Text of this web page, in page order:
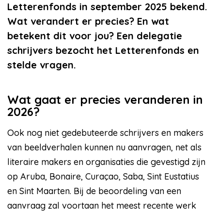
Letterenfonds in september 2025 bekend.
Wat verandert er precies? En wat
betekent dit voor jou? Een delegatie
schrijvers bezocht het Letterenfonds en
stelde vragen.
Wat gaat er precies veranderen in
2026?
Ook nog niet gedebuteerde schrijvers en makers
van beeldverhalen kunnen nu aanvragen, net als
literaire makers en organisaties die gevestigd zijn
op Aruba, Bonaire, Curaçao, Saba, Sint Eustatius
en Sint Maarten. Bij de beoordeling van een
aanvraag zal voortaan het meest recente werk